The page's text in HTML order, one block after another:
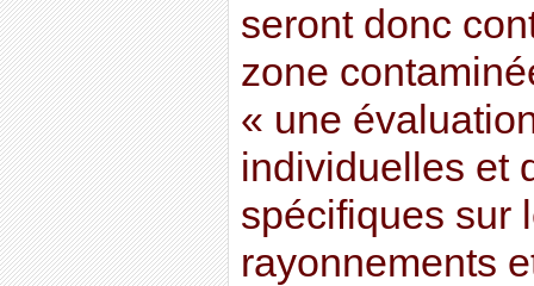
seront donc
zone
« une
individuelles et
spécifiques sur
rayonnements